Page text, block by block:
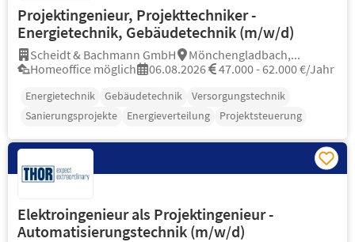
Projektingenieur, Projekttechniker -
Energietechnik, Gebäudetechnik (m/w/d)
Scheidt & Bachmann GmbH
Mönchengladbach,...
Homeoffice möglich
06.08.2026 47.000 - 62.000 €/Jahr
Energietechnik Gebäudetechnik
Versorgungstechnik
Sanierungsprojekte
Energieverteilung Projektsteuerung
Elektroingenieur als Projektingenieur -
Automatisierungstechnik (m/w/d)